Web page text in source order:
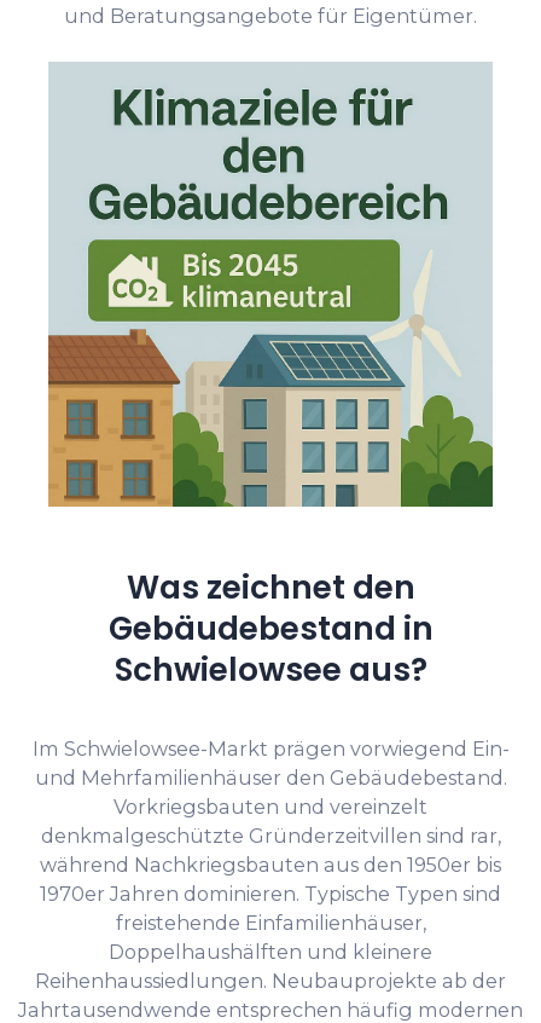
und Beratungsangebote für Eigentümer.
Was zeichnet den
Gebäudebestand in
Schwielowsee aus?
Im Schwielowsee-Markt prägen vorwiegend Ein-
und Mehrfamilienhäuser den Gebäudebestand.
Vorkriegsbauten und vereinzelt
denkmalgeschützte Gründerzeitvillen sind rar,
während Nachkriegsbauten aus den 1950er bis
1970er Jahren dominieren. Typische Typen sind
freistehende Einfamilienhäuser,
Doppelhaushälften und kleinere
Reihenhaussiedlungen. Neubauprojekte ab der
Jahrtausendwende entsprechen häufig modernen